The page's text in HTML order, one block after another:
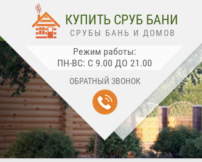
КУПИТЬ СРУБ БАНИ
СРУБЫ БАНЬ И ДОМОВ
Режим работы:
ПН-ВС: С 9.00 ДО 21.00
ОБРАТНЫЙ ЗВОНОК